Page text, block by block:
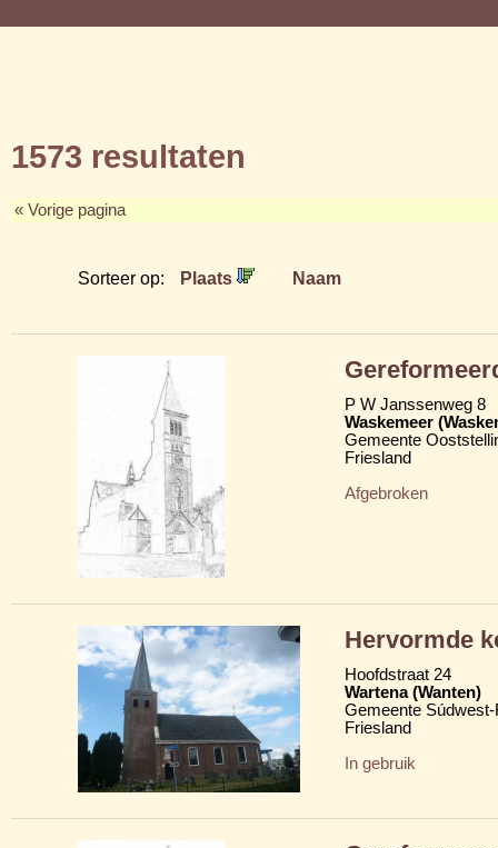
1573 resultaten
« Vorige pagina
Sorteer op: Plaats Naam
P W Janssenweg 8
Waskemeer
Gemeente
Friesland
Afgebroken
Hervormde
Hoofdstraat 24
Wartena (Wanten)
Gemeente
Friesland
In gebruik